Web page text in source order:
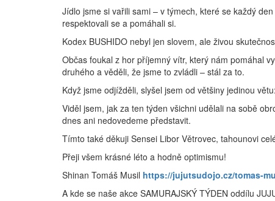
Jídlo jsme si vařili sami – v týmech, které se každý
respektovali se a pomáhali si.
Kodex BUSHIDO nebyl jen slovem, ale živou
Občas foukal z hor příjemný vítr, který nám pomáhal
druhého a věděli, že jsme to zvládli – stál za to.
Když jsme odjížděli, slyšel jsem od většiny jedinou
Viděl jsem, jak za ten týden všichni udělali na sobě
dnes ani nedovedeme představit.
Tímto také děkuji Sensei Libor Větrovec, tahounovi
Přeji všem krásné léto a hodně optimismu!
Shinan Tomáš Musil https://jujutsudojo.cz/tomas-
A kde se naše akce SAMURAJSKÝ TÝDEN oddílu